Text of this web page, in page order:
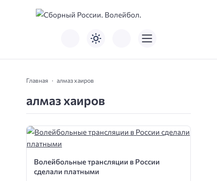
Главная алмаз хаиров
алмаз хаиров
Волейбольные трансляции в России
сделали платными